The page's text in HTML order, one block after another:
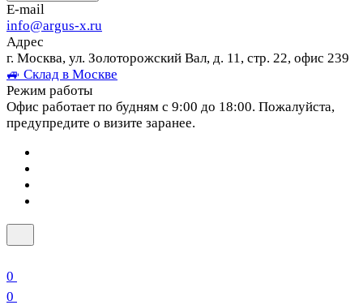
E-mail
info@argus-x.ru
Адрес
г. Москва, ул. Золоторожский Вал, д. 11, стр. 22, офис 239
🚙 Склад в Москве
Режим работы
Офис работает по будням с 9:00 до 18:00. Пожалуйста,
предупредите о визите заранее.
0
0